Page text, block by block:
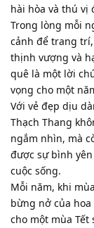
hài hòa và thú vị
Trong lòng mỗi
cảnh để trang
thịnh vượng và
quê là một lời
vọng cho một
Với vẻ đẹp dịu
Thạch Thang
ngắm nhìn, mà
được sự bình
cuộc sống.
Mỗi năm, khi
bừng nở của
cho một mùa